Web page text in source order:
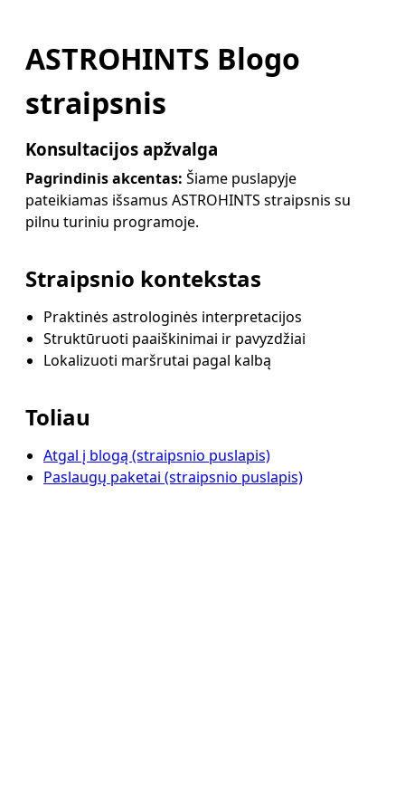
ASTROHINTS Blogo
straipsnis
Konsultacijos apžvalga
Pagrindinis akcentas: Šiame puslapyje
pateikiamas išsamus ASTROHINTS straipsnis su
pilnu turiniu programoje.
Straipsnio kontekstas
Praktinės astrologinės interpretacijos
Struktūruoti paaiškinimai ir pavyzdžiai
Lokalizuoti maršrutai pagal kalbą
Toliau
Atgal į blogą (straipsnio puslapis)
Paslaugų paketai (straipsnio puslapis)